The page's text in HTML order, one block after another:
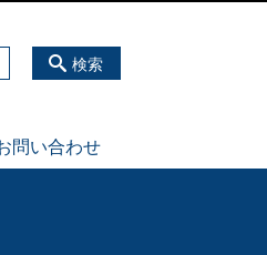
問い合わせ
検索